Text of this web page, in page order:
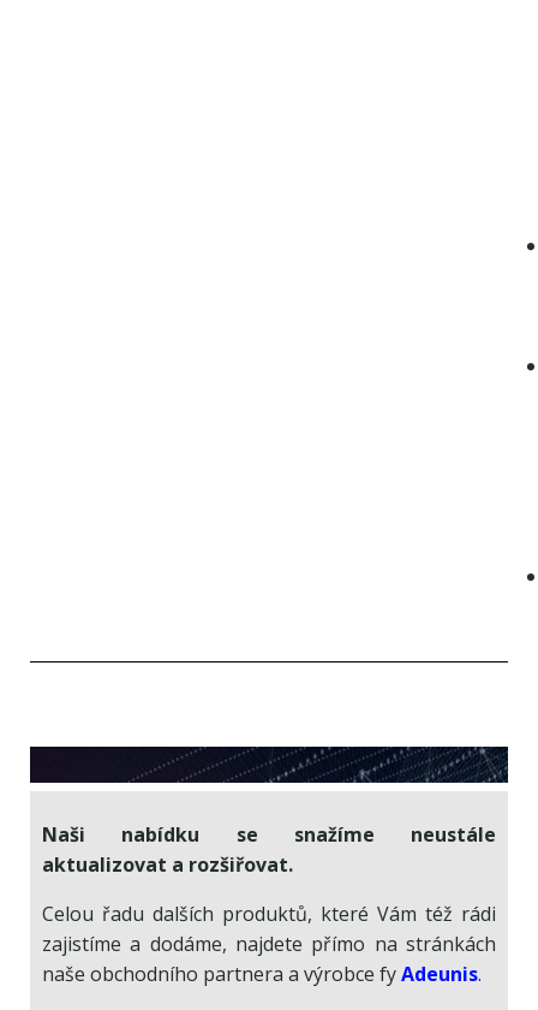
Naši nabídku se snažíme neustále
aktualizovat a rozšiřovat.
Celou řadu dalších produktů, které Vám též rádi
zajistíme a dodáme, najdete přímo na stránkách
naše obchodního partnera a výrobce fyAdeunis.